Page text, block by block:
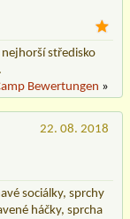
nejhorší středisko
Bewertungen »
22. 08. 2018
sociálky, sprchy
háčky, sprcha